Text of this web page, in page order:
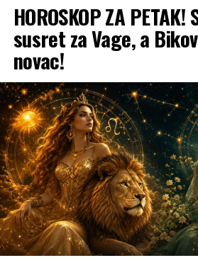
HOROSKOP ZA
susret za Vage, a
novac!